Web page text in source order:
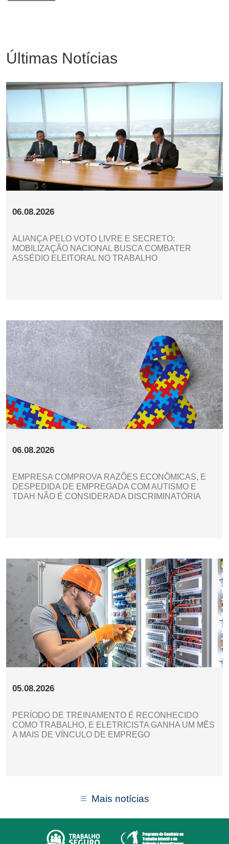
Últimas Notícias
06.08.2026
ALIANÇA PELO VOTO LIVRE E SECRETO:
MOBILIZAÇÃO NACIONAL BUSCA COMBATER
ASSÉDIO ELEITORAL NO TRABALHO
06.08.2026
EMPRESA COMPROVA RAZÕES ECONÔMICAS, E
DESPEDIDA DE EMPREGADA COM AUTISMO E
TDAH NÃO É CONSIDERADA DISCRIMINATÓRIA
05.08.2026
PERÍODO DE TREINAMENTO É RECONHECIDO
COMO TRABALHO, E ELETRICISTA GANHA UM MÊS
A MAIS DE VÍNCULO DE EMPREGO
Mais notícias